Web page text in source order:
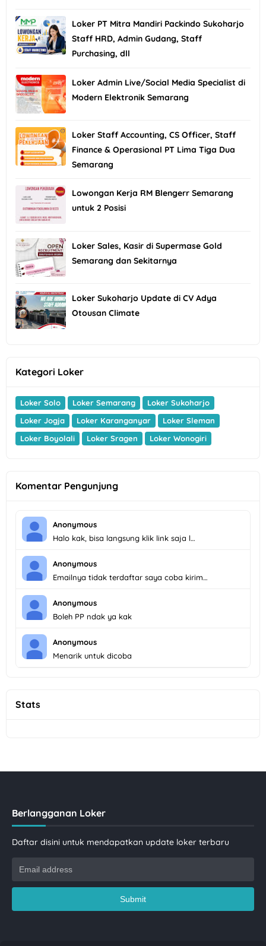
Loker PT Mitra Mandiri Packindo Sukoharjo
Staff HRD, Admin Gudang, Staff
Purchasing, dll
Loker Admin Live/Social Media Specialist di
Modern Elektronik Semarang
Loker Staff Accounting, CS Officer, Staff
Finance & Operasional PT Lima Tiga Dua
Semarang
Lowongan Kerja RM Blengerr Semarang
untuk 2 Posisi
Loker Sales, Kasir di Supermase Gold
Semarang dan Sekitarnya
Loker Sukoharjo Update di CV Adya
Otousan Climate
Kategori Loker
Loker Solo Loker Semarang
Loker Sukoharjo
Loker Jogja
Loker Karanganyar
Loker Sleman
Loker Boyolali
Loker Sragen Loker Wonogiri
Komentar Pengunjung
Anonymous
Halo kak, bisa langsung klik link saja l…
Anonymous
Emailnya tidak terdaftar saya coba kirim…
Anonymous
Boleh PP ndak ya kak
Anonymous
Menarik untuk dicoba
Stats
Berlangganan Loker
Daftar disini untuk mendapatkan update loker terbaru